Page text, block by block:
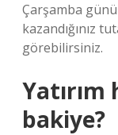
Çarşamba günü
kazandığınız
görebilirsiniz.
Yatırım
bakiye?